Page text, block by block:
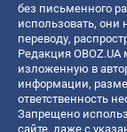
без письменного
использовать, они
переводу,
Редакция OBOZ.UA
изложенную в
информации,
ответственность
Запрещено
сайте, даже с